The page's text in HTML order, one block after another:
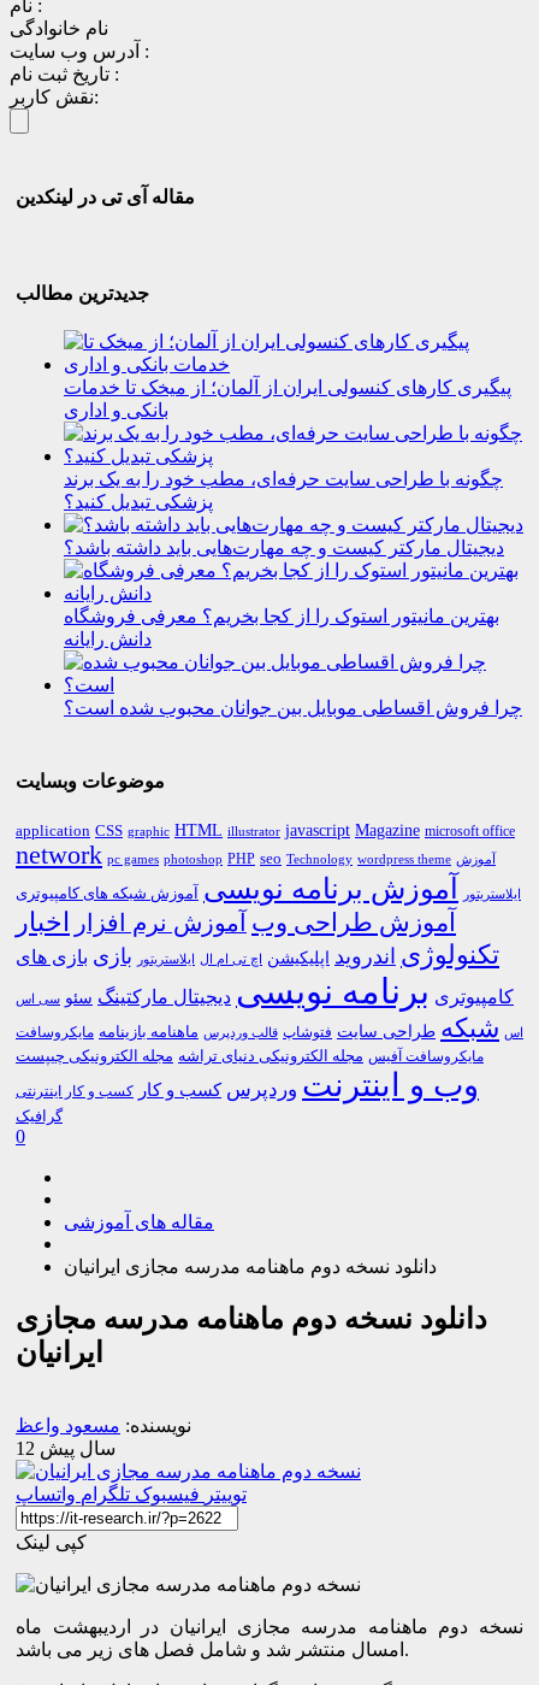
نام :
نام خانوادگی
آدرس وب سایت :
تاریخ ثبت نام :
نقش کاربر:
مقاله آی تی در لینکدین
جدیدترین مطالب
پیگیری کارهای کنسولی ایران از آلمان؛ از میخک تا خدمات
بانکی و اداری
چگونه با طراحی سایت حرفه‌ای، مطب خود را به یک برند
پزشکی تبدیل کنید؟
دیجیتال مارکتر کیست و چه مهارت‌هایی باید داشته باشد؟
بهترین مانیتور استوک را از کجا بخریم؟ معرفی فروشگاه
دانش رایانه
چرا فروش اقساطی موبایل بین جوانان محبوب شده است؟
موضوعات وبسایت
application CSS graphic HTML illustrator javascript Magazine microsoft office
network pc games photoshop PHP seo Technology wordpress theme آموزش
ایلاستریتور آموزش برنامه نویسی آموزش شبکه های کامپیوتری
آموزش طراحی وب آموزش نرم افزار اخبار
تکنولوژی اندروید اپلیکیشن اچ تی ام ال ایلاستریتور بازی بازی های
کامپیوتری برنامه نویسی دیجیتال مارکتینگ سئو سی اس
اس شبکه طراحی سایت فتوشاپ قالب وردپرس ماهنامه بازینامه مایکروسافت
مایکروسافت آفیس مجله الکترونیکی دنیای تراشه مجله الکترونیکی چیپست
وب و اینترنت وردپرس کسب و کار کسب و کار اینترنتی
گرافیک
0
مقاله های آموزشی
دانلود نسخه دوم ماهنامه مدرسه مجازی ایرانیان
دانلود نسخه دوم ماهنامه مدرسه مجازی
ایرانیان
نویسنده: مسعود واعظ
12 سال پیش
توییتر فیسبوک تلگرام واتساپ
کپی لینک
نسخه دوم ماهنامه مدرسه مجازی ایرانیان در اردیبهشت ماه
امسال منتشر شد و شامل فصل های زیر می باشد.